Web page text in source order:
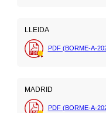
LLEIDA
PDF (BORME-A-
MADRID
PDF (BORME-A-